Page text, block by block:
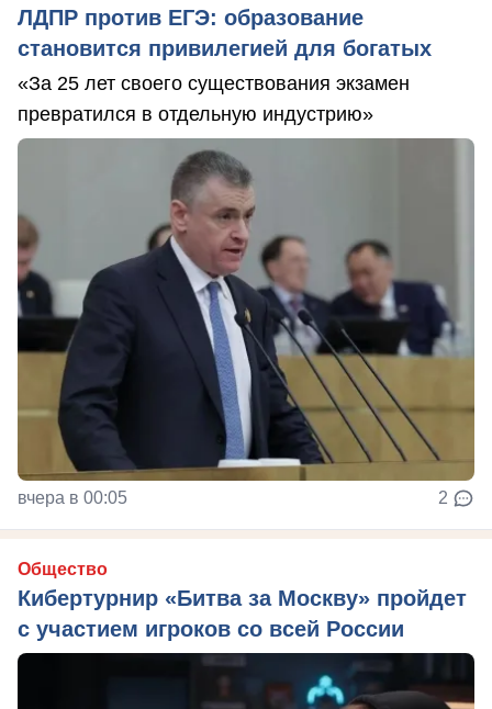
ЛДПР против ЕГЭ: образование
становится привилегией для богатых
«За 25 лет своего существования экзамен
превратился в отдельную индустрию»
вчера в 00:05 2
Общество
Кибертурнир «Битва за Москву» пройдет
с участием игроков со всей России